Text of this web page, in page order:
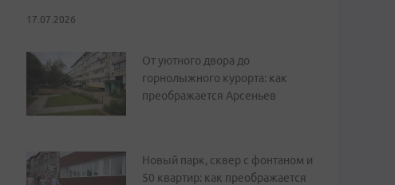
17.07.2026
От уютного двора до
горнолыжного курорта: как
преображается Арсеньев
Новый парк, сквер с фонтаном и
50 квартир: как преображается